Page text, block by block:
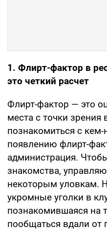
1. Флирт-фактор в
это четкий расчет
Флирт-фактор — это
места с точки
познакомиться с
появлению флирт-
администрация.
знакомства,
некоторым уловкам.
укромные уголки в
познакомившаяся на
пообщаться вдали от